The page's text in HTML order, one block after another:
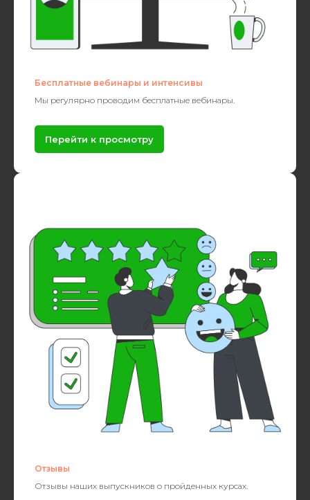
Бесплатные вебинары и интенсивы
Мы регулярно проводим бесплатные вебинары.
Перейти к просмотру
Отзывы
Отзывы наших выпускников о пройденных курсах.